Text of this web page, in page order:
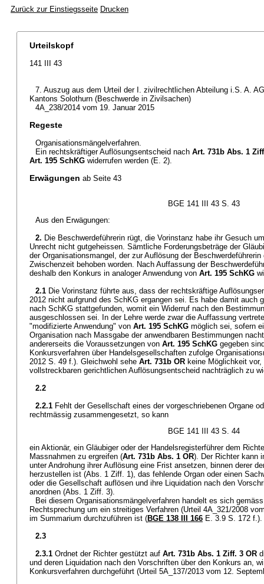
Zurück zur Einstiegsseite Drucken
Urteilskopf
141 III 43
7. Auszug aus dem Urteil der I. zivilrechtlichen Abteilung i.S. A.
Kantons Solothurn (Beschwerde in Zivilsachen)
4A_238/2014 vom 19. Januar 2015
Regeste
Organisationsmängelverfahren.
Ein rechtskräftiger Auflösungsentscheid nach Art. 731b Abs. 1
Art. 195 SchKG widerrufen werden (E. 2).
Erwägungen ab Seite 43
BGE 141 III 43 S. 43
Aus den Erwägungen:
2. Die Beschwerdeführerin rügt, die Vorinstanz habe ihr Gesuch
Unrecht nicht gutgeheissen. Sämtliche Forderungsbeträge der
der Organisationsmangel, der zur Auflösung der
Zwischenzeit behoben worden. Nach Auffassung der
deshalb den Konkurs in analoger Anwendung von Art. 195 SchKG
2.1 Die Vorinstanz führte aus, dass der rechtskräftige
2012 nicht aufgrund des SchKG ergangen sei. Es habe damit auch
nach SchKG stattgefunden, womit ein Widerruf nach den
ausgeschlossen sei. In der Lehre werde zwar die Auffassung
"modifizierte Anwendung" von Art. 195 SchKG möglich sei, sofern
Organisation nach Massgabe der anwendbaren Bestimmungen
andererseits die Voraussetzungen von Art. 195 SchKG gegeben
Konkursverfahren über Handelsgesellschaften zufolge
2012 S. 49 f.). Gleichwohl sehe Art. 731b OR keine Möglichkeit
vollstreckbaren gerichtlichen Auflösungsentscheid nachträglich zu
2.2
2.2.1 Fehlt der Gesellschaft eines der vorgeschriebenen Organe
rechtmässig zusammengesetzt, so kann
BGE 141 III 43 S. 44
ein Aktionär, ein Gläubiger oder der Handelsregisterführer dem
Massnahmen zu ergreifen (Art. 731b Abs. 1 OR). Der Richter kann
unter Androhung ihrer Auflösung eine Frist ansetzen, binnen derer
herzustellen ist (Abs. 1 Ziff. 1), das fehlende Organ oder einen
oder die Gesellschaft auflösen und ihre Liquidation nach den
anordnen (Abs. 1 Ziff. 3).
Bei diesem Organisationsmängelverfahren handelt es sich
Rechtsprechung um ein streitiges Verfahren (Urteil 4A_321/2008
im Summarium durchzuführen ist (BGE 138 III 166 E. 3.9 S. 172 f.).
2.3
2.3.1 Ordnet der Richter gestützt auf Art. 731b Abs. 1 Ziff. 3 OR
und deren Liquidation nach den Vorschriften über den Konkurs an,
Konkursverfahren durchgeführt (Urteil 5A_137/2013 vom 12.